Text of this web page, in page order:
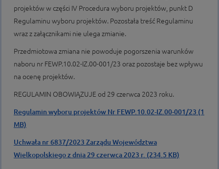
projektów w części IV Procedura wyboru projektów, punkt D
Regulaminu wyboru projektów. Pozostała treść Regulaminu
wraz z załącznikami nie ulega zmianie.
Przedmiotowa zmiana nie powoduje pogorszenia warunków
naboru nr FEWP.10.02-IZ.00-001/23 oraz pozostaje bez wpływu
na ocenę projektów.
REGULAMIN OBOWIĄZUJE od 29 czerwca 2023 roku.
Regulamin wyboru projektów Nr FEWP.10.02-IZ.00-001/23 (1
MB)
Uchwała nr 6837/2023 Zarządu Województwa
Wielkopolskiego z dnia 29 czerwca 2023 r. (234.5 KB)